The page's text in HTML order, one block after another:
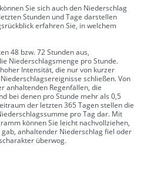
Sie sich auch den Niederschlag
Stunden und Tage darstellen
erfahren Sie, in welchem
48 bzw. 72 Stunden aus,
Niederschlagsmenge pro Stunde.
Intensität, die nur von kurzer
schließen. Von
anhaltenden Regenfällen, die
bei denen pro Stunde mehr als 0,5
der letzten 365 Tagen stellen die
pro Tag dar. Mit
können Sie leicht nachvollziehen,
anhaltender Niederschlag fiel oder
überwog.